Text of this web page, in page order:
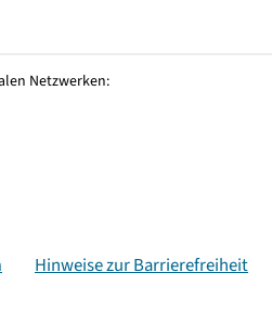
Netzwerken:
Hinweise zur Barrierefreiheit